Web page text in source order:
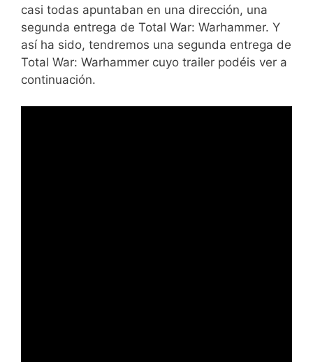
casi todas apuntaban en una dirección, una
segunda entrega de Total War: Warhammer. Y
así ha sido, tendremos una segunda entrega de
Total War: Warhammer cuyo trailer podéis ver a
continuación.